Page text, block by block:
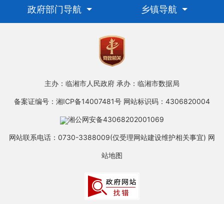
政府部门导航
乡镇导航
主办：临湘市人民政府 承办：临湘市数据局
备案证编号：湘ICP备14007481号 网站标识码：4306820004
湘公网安备43068202001069
网站联系电话：0730-3388009(仅受理网站建设维护相关事宜) 网
站地图